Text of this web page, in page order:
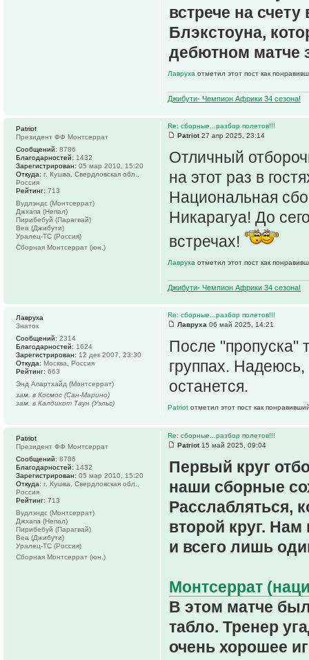
встрече на
Блэкстоуна,
дебютном матче
Лавруха отметил этот пост как
Джибути- Чемпион Африки 34 сезона!
Re: сборные...разбор полетов!!!
Patriot27 апр 2025, 23:14
Отличный
на этот раз в
Национальная
Никарагуа! До
встречах!
Лавруха отметил этот пост как
Джибути- Чемпион Африки 34 сезона!
Patriot
Президент ФФ Монтсеррат
Сообщений: 8786
Благодарностей: 1432
Зарегистрирован: 05 мар 2010, 15:20
Откуда: г. Кушва, Свердловская обл.,
Россия
Рейтинг: 713
Вудлэндс (Монтсеррат)
Джхапа (Непал)
Пирибебуй (Парагвай)
Веа (Джибути)
Уралец-ТС (Россия)
Сборная Монтсеррат (юн.)
Re: сборные...разбор полетов!!!
Лавруха 06 май 2025, 14:21
После "пропуска"
группах. Надеюсь,
останется.
Patriot отметил этот пост как
Лавруха
Знаток
Сообщений: 2314
Благодарностей: 1624
Зарегистрирован: 12 дек 2007, 23:30
Откуда: Москва, Россия
Рейтинг: 663
Энд Апартхайд (Монтсеррат)
зам. в Космос (Сан-Марино)
зам. в Калдикот Таун (Уэльс)
Re: сборные...разбор полетов!!!
Patriot15 май 2025, 09:04
Первый круг
наши сборные
Расслабляться,
второй круг. Нам
и всего лишь
Монтсеррат
В этом матче
табло. Тренер
очень хорошее
Patriot
Президент ФФ Монтсеррат
Сообщений: 8786
Благодарностей: 1432
Зарегистрирован: 05 мар 2010, 15:20
Откуда: г. Кушва, Свердловская обл.,
Россия
Рейтинг: 713
Вудлэндс (Монтсеррат)
Джхапа (Непал)
Пирибебуй (Парагвай)
Веа (Джибути)
Уралец-ТС (Россия)
Сборная Монтсеррат (юн.)